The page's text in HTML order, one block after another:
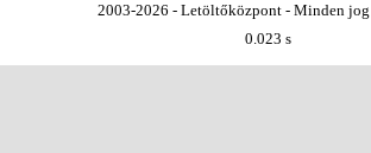
2003-2026 - Letöltőközpont - Minden
0.023 s